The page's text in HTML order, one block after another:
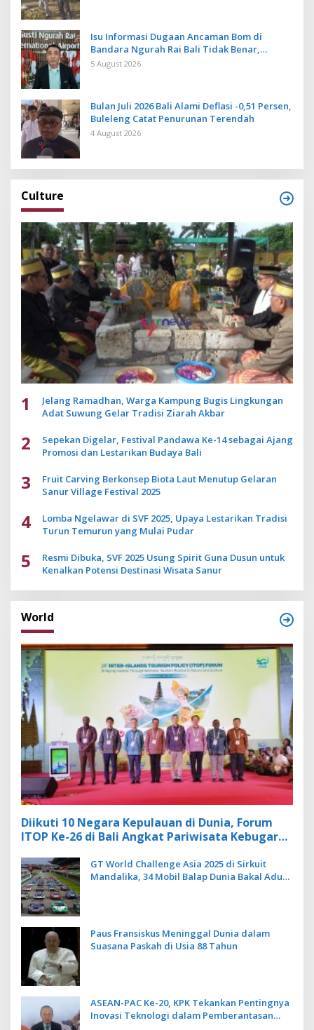
Isu Informasi Dugaan Ancaman Bom di
Bandara Ngurah Rai Bali Tidak Benar,
Operasional Penerbangan Lancar
5 August 2026
Bulan Juli 2026 Bali Alami Deflasi -0,51 Persen,
Buleleng Catat Penurunan Terendah
4 August 2026
Culture
1
Jelang Ramadhan, Warga Kampung Bugis Lingkungan
Adat Suwung Gelar Tradisi Ziarah Akbar
2
Sepekan Digelar, Festival Pandawa Ke-14 sebagai Ajang
Promosi dan Lestarikan Budaya Bali
3
Fruit Carving Berkonsep Biota Laut Menutup Gelaran
Sanur Village Festival 2025
4
Lomba Ngelawar di SVF 2025, Upaya Lestarikan Tradisi
Turun Temurun yang Mulai Pudar
5
Resmi Dibuka, SVF 2025 Usung Spirit Guna Dusun untuk
Kenalkan Potensi Destinasi Wisata Sanur
World
Diikuti 10 Negara Kepulauan di Dunia, Forum
ITOP Ke-26 di Bali Angkat Pariwisata Kebugaran
GT World Challenge Asia 2025 di Sirkuit
Mandalika, 34 Mobil Balap Dunia Bakal Adu
Paus Fransiskus Meninggal Dunia dalam
Suasana Paskah di Usia 88 Tahun
ASEAN-PAC Ke-20, KPK Tekankan Pentingnya
Inovasi Teknologi dalam Pemberantasan